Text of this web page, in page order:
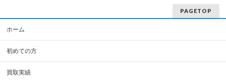
PAGETOP
ホーム
初めての方
買取実績